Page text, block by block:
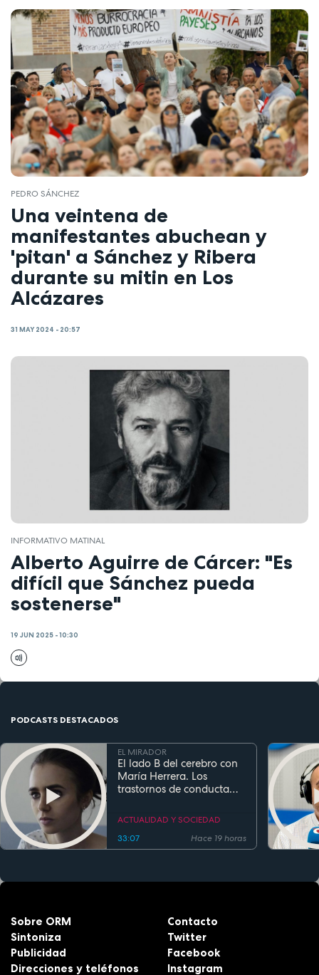
PEDRO SÁNCHEZ
Una veintena de
manifestantes abuchean y
'pitan' a Sánchez y Ribera
durante su mitin en Los
Alcázares
31 MAY 2024 - 20:57
INFORMATIVO MATINAL
Alberto Aguirre de Cárcer: "Es
difícil que Sánchez pueda
sostenerse"
19 JUN 2025 - 10:30
PODCASTS DESTACADOS
EL MIRADOR
El lado B del cerebro con
María Herrera. Los
trastornos de conducta
ACTUALIDAD Y SOCIEDAD
33:07
Hace 19 horas
Sobre ORM
Sintoniza
Publicidad
Direcciones y teléfonos
Contacto
Twitter
Facebook
Instagram